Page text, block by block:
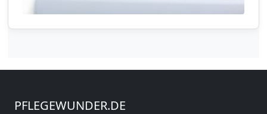
PFLEGEWUNDER.DE